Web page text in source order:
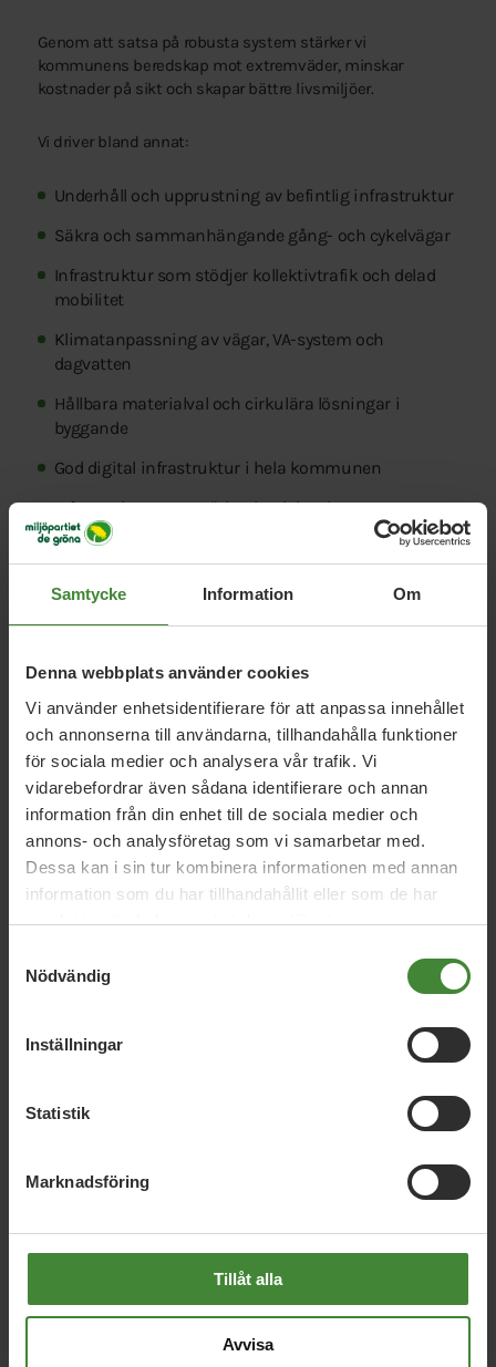
Samtycke Information Om
Denna webbplats använder cookies
Vi använder enhetsidentifierare för att anpassa innehållet
och annonserna till användarna, tillhandahålla funktioner
för sociala medier och analysera vår trafik. Vi
vidarebefordrar även sådana identifierare och annan
information från din enhet till de sociala medier och
annons- och analysföretag som vi samarbetar med.
Dessa kan i sin tur kombinera informationen med annan
information som du har tillhandahållit eller som de har
samlat in när du har använt deras tjänster.
Nödvändig
Inställningar
Statistik
Marknadsföring
Tillåt alla
Avvisa
Genom att satsa på robusta system stärker vi
kommunens beredskap mot extremväder, minskar
kostnader på sikt och skapar bättre livsmiljöer.
Vi driver bland annat:
Underhåll och upprustning av befintlig infrastruktur
Säkra och sammanhängande gång- och cykelvägar
Infrastruktur som stödjer kollektivtrafik och delad
mobilitet
Klimatanpassning av vägar, VA-system och
dagvatten
Hållbara materialval och cirkulära lösningar i
byggande
God digital infrastruktur i hela kommunen
Infrastruktur som stärker landsbygdens
tillgänglighet
Vi har svaren på dina
frågor
fråga:
A Avfall
Beredskap
Bostäder –
D Demokrati och en god dialog Djurrätt